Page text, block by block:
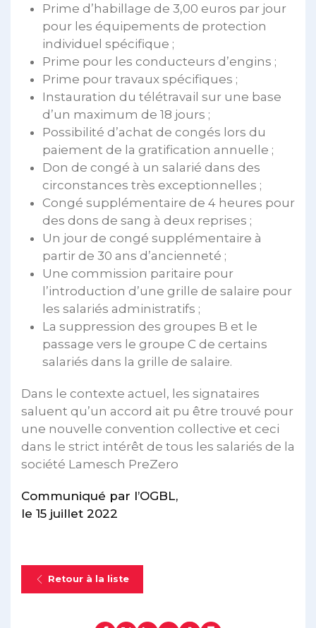
Prime d’habillage de 3,00 euros par jour
pour les équipements de protection
individuel spécifique ;
Prime pour les conducteurs d’engins ;
Prime pour travaux spécifiques ;
Instauration du télétravail sur une base
d’un maximum de 18 jours ;
Possibilité d’achat de congés lors du
paiement de la gratification annuelle ;
Don de congé à un salarié dans des
circonstances très exceptionnelles ;
Congé supplémentaire de 4 heures pour
des dons de sang à deux reprises ;
Un jour de congé supplémentaire à
partir de 30 ans d’ancienneté ;
Une commission paritaire pour
l’introduction d’une grille de salaire pour
les salariés administratifs ;
La suppression des groupes B et le
passage vers le groupe C de certains
salariés dans la grille de salaire.
Dans le contexte actuel, les signataires
saluent qu’un accord ait pu être trouvé pour
une nouvelle convention collective et ceci
dans le strict intérêt de tous les salariés de la
société Lamesch PreZero
Communiqué par l’OGBL,
le 15 juillet 2022
Retour à la liste